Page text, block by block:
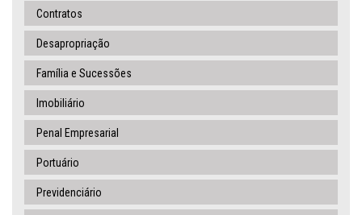
Contratos
Desapropriação
Família e Sucessões
Imobiliário
Penal Empresarial
Portuário
Previdenciário